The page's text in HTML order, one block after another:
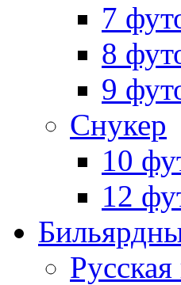
7
8
9
Снукер
10
12